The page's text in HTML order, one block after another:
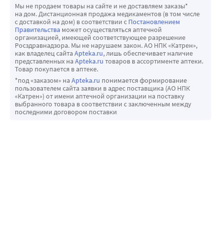
Мы не продаем товары на сайте и не доставляем заказы*
на дом. Дистанционная продажа медикаментов (в том числе
с доставкой на дом) в соответствии с Постановлением
Правительства может осуществляться аптечной
организацией, имеющей соответствующее разрешение
Росздравнадзора. Мы не нарушаем закон. АО НПК «Катрен»,
как владелец сайта Apteka.ru, лишь обеспечивает наличие
представленных на Apteka.ru товаров в ассортименте аптеки.
Товар покупается в аптеке.
*под «заказом» на Apteka.ru понимается формирование
пользователем сайта заявки в адрес поставщика (АО НПК
«Катрен») от имени аптечной организации на поставку
выбранного товара в соответствии с заключенным между
последними договором поставки